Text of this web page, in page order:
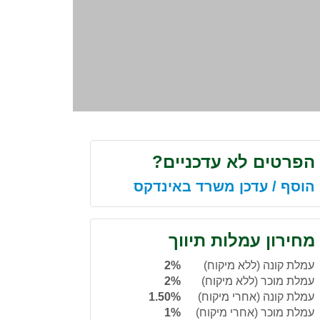
הפרטים לא עדכניים?
הוסף / עדכן משרד באינדקס
מחירון עמלות תיווך
עמלת קונה (ללא מיקוח)
2%
עמלת מוכר (ללא מיקוח)
2%
עמלת קונה (אחרי מיקוח)
1.50%
עמלת מוכר (אחרי מיקוח)
1%